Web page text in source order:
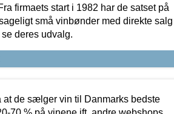
firmaets start i 1982 har de satset på
små vinbønder med direkte salg
deres udvalg.
at de sælger vin til Danmarks bedste